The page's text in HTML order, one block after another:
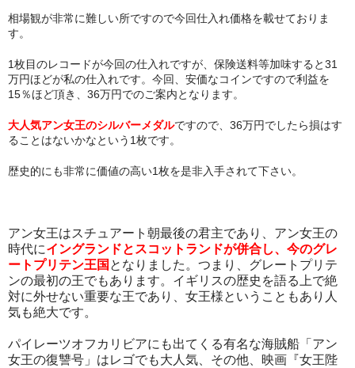
相場観が非常に難しい所ですので今回仕入れ価格を載せておりま
す。
1枚目のレコードが今回の仕入れですが、保険送料等加味すると31
万円ほどが私の仕入れです。今回、安価なコインですので利益を
15％ほど頂き、36万円でのご案内となります。
大人気アン女王のシルバーメダルですので、36万円でしたら損はす
ることはないかなという1枚です。
歴史的にも非常に価値の高い1枚を是非入手されて下さい。
アン女王はスチュアート朝最後の君主であり、アン女王の
時代にイングランドとスコットランドが併合し、今のグレ
ートプリテン王国 となりました。つまり、グレートプリテ
ンの最初の王でもあります。イギリスの歴史を語る上で絶
対に外せない重要な王であり、女王様ということもあり人
気も絶大です。
パイレーツオフカリビアにも出てくる有名な海賊船「アン
女王の復讐号」はレゴでも大人気、その他、映画『女王陛